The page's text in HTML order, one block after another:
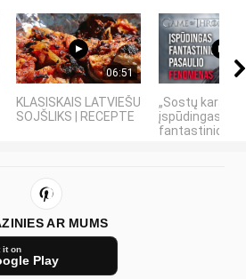
06:51
KLASISKAIS LATVIEŠU
SOJŠLIKS | RECEPTE
„Sostų karai" -
įspūdingas
fantastinio
AR MUMS
it on
Play